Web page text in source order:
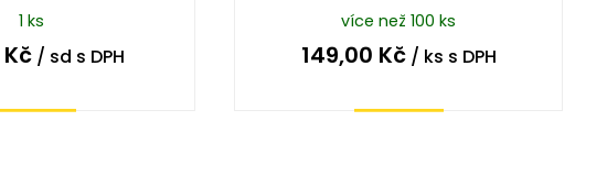
1 ks
Kč / sd s DPH
více než 100 ks
149,00 Kč/ ks s DPH